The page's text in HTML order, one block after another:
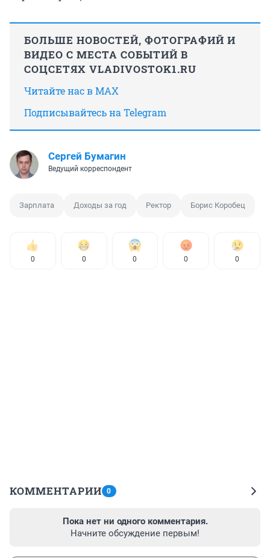
БОЛЬШЕ НОВОСТЕЙ, ФОТОГРАФИЙ И
ВИДЕО С МЕСТА СОБЫТИЙ В
СОЦСЕТЯХ VLADIVOSTOK1.RU
Читайте нас в MAX
Подписывайтесь на Telegram
Сергей Бумагин
Ведущий корреспондент
Зарплата Доходы за год Ректор Борис Коробец
0 0 0 0 0
КОММЕНТАРИИ 0
Пока нет ни одного комментария.
Начните обсуждение первым!